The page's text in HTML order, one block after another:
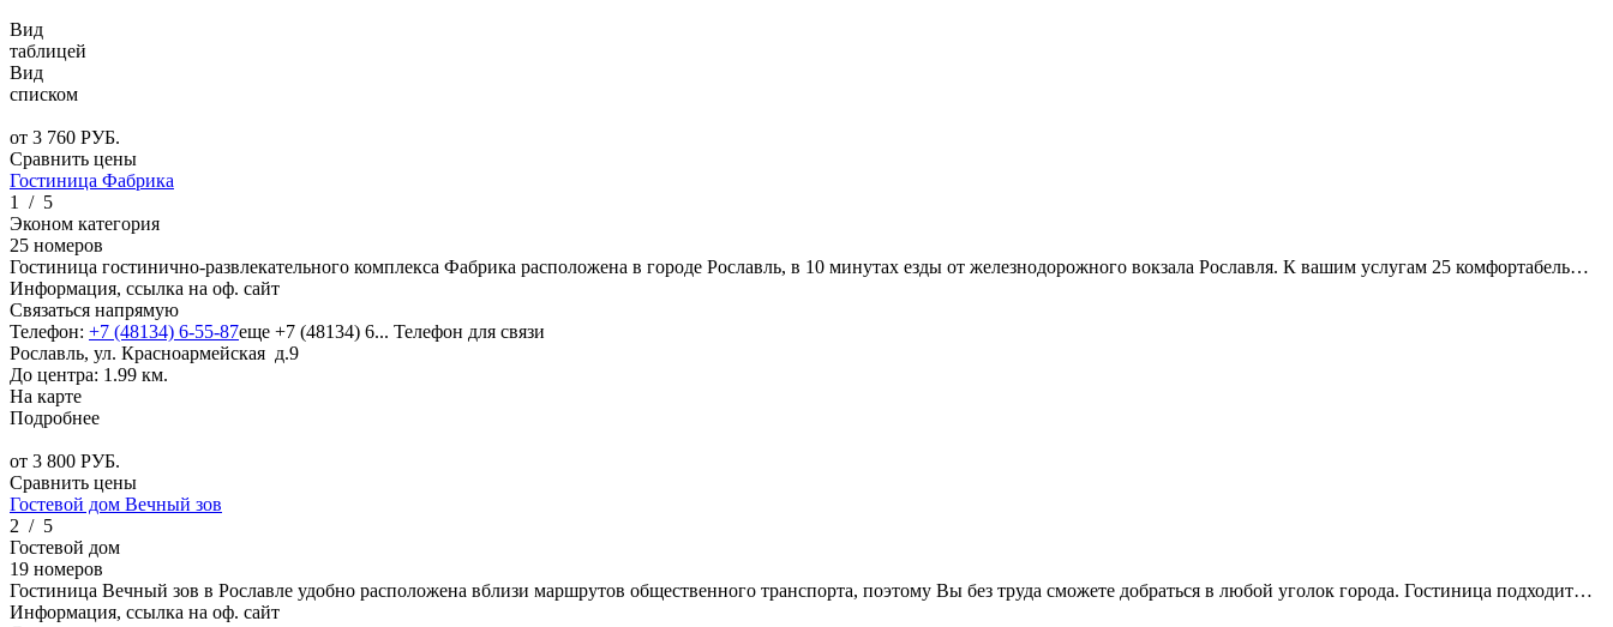
Вид
таблицей
Вид
списком
от 3 760 РУБ.
Сравнить цены
Гостиница Фабрика
1
/ 5
Эконом категория
25 номеров
Гостиница гостинично-развлекательного комплекса Фабрика расположена в городе Рославль, в 10 минутах езды от железнодорожного вокзала Рославля. К вашим услугам 25 комфортабель…
Информация, ссылка на оф. сайт
Связаться напрямую
Телефон: +7 (48134) 6-55-87еще +7 (48134) 6... Телефон для связи
Рославль, ул. Красноармейская д.9
До центра: 1.99 км.
На карте
Подробнее
от 3 800 РУБ.
Сравнить цены
Гостевой дом Вечный зов
2 / 5
Гостевой дом
19 номеров
Гостиница Вечный зов в Рославле удобно расположена вблизи маршрутов общественного транспорта, поэтому Вы без труда сможете добраться в любой уголок города. Гостиница подходит…
Информация, ссылка на оф. сайт